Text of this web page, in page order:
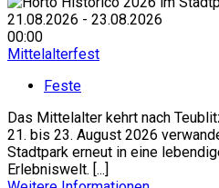
21.08.2026 - 23.08.2026
00:00
Mittelalterfest
Feste
Das Mittelalter kehrt nach
21. bis 23. August 2026
Stadtpark erneut in eine
Erlebniswelt. [...]